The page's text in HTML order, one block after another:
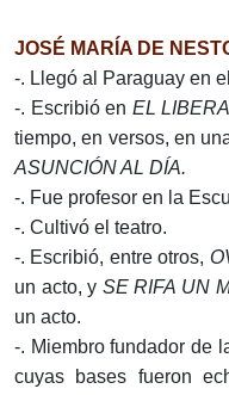
JOSÉ MARÍA DE
-. Llegó al Paraguay en
-. Escribió en EL
tiempo, en versos, en
ASUNCIÓN AL DÍA.
-. Fue profesor en la
-. Cultivó el teatro.
-. Escribió, entre otros,
un acto, y SE RIFA UN
un acto.
-. Miembro fundador de
cuyas bases fueron